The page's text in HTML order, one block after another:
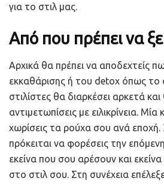
για το στιλ μας.
Από που πρέπει να
Αρχικά θα πρέπει να αποδεχτείς
εκκαθάρισης ή του detox όπως το
στιλίστες θα διαρκέσει αρκετά
αντιμετωπίσεις με ειλικρίνεια.
χωρίσεις τα ρούχα σου ανά εποχή.
πρόκειται να φορέσεις την
εκείνα που σου αρέσουν και
στο στιλ σου. Στη συνέχεια